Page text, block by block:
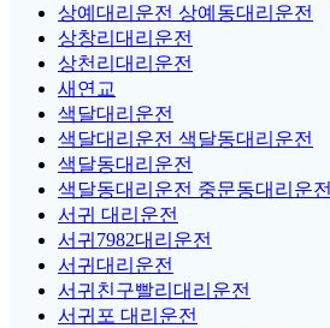
상예대리운전 상예동대리운전
상창리대리운전
상천리대리운전
새연교
색달대리운전
색달대리운전 색달동대리운전
색달동대리운전
색달동대리운전 중문동대리운전
서귀 대리운전
서귀7982대리운전
서귀대리운전
서귀친구빨리대리운전
서귀포 대리운전